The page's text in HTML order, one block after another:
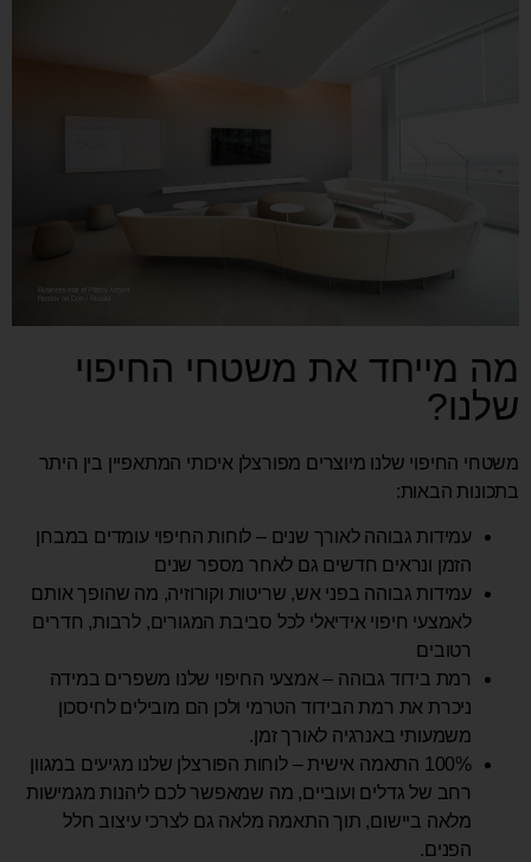
מה מייחד את משטחי החיפוי
שלנו?
משטחי החיפוי שלנו מיוצרים מפורצלן איכותי המתאפיין בין היתר
בתכונות הבאות:
עמידות גבוהה לאורך שנים – לוחות החיפוי עומדים במבחן
הזמן ונראים חדשים גם לאחר מספר שנים
עמידות גבוהה בפני אש, שריטות וקורוזיה, מה שהופך אותם
לאמצעי חיפוי אידיאלי לכל סביבת המגורים, לרבות, חדרים
רטובים
רמת בידוד גבוהה – אמצעי החיפוי שלנו משפרים במידה
ניכרת את רמת הבידוד הטרמי ולכן הם מובילים לחיסכון
משמעותי באנרגיה לאורך זמן.
100% התאמה אישית – לוחות הפורצלן שלנו מגיעים במגוון
רחב של גדלים ועוביים, מה שמאפשר לכם ליהנות מגמישות
מלאה ביישום, תוך התאמה מלאה גם לצרכי עיצוב חלל
הפנים.